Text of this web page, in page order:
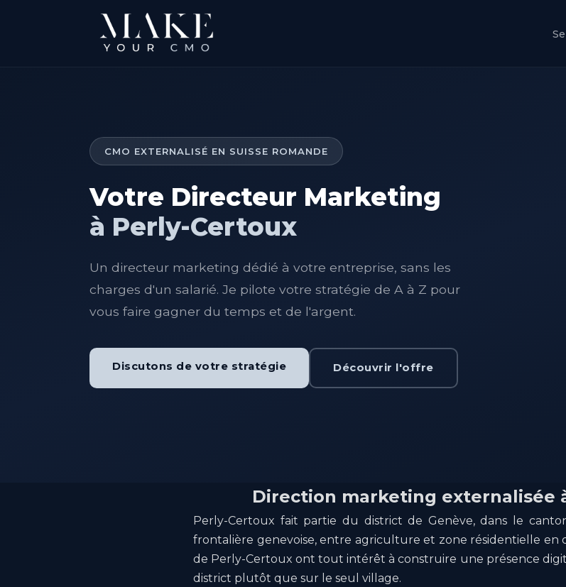
CMO EXTERNALISÉ EN SUISSE ROMANDE
Votre Directeur Marketing
à Perly-Certoux
Un directeur marketing dédié à votre entreprise, sans les
charges d'un salarié. Je pilote votre stratégie de A à Z pour
vous faire gagner du temps et de l'argent.
Discutons de votre stratégie Découvrir l'offre
Direction marketing externalisée
Perly-Certoux fait partie du district de Genève, dans le
frontalière genevoise, entre agriculture et zone résidentielle en
de Perly-Certoux ont tout intérêt à construire une présence
district plutôt que sur le seul village.